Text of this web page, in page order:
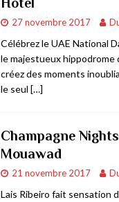
27 novembre 2017
Célébrez le UAE National
le majestueux hippodrome
créez des moments
le seul […]
Champagne
Mouawad
21 novembre 2017
Lais Ribeiro fait sensation